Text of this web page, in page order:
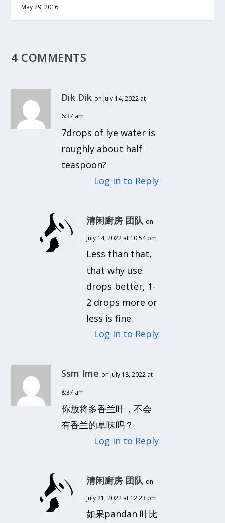
May 29, 2016
4 COMMENTS
Dik Dik on July 14, 2022 at
6:37 am
7drops of lye water is
roughly about half
teaspoon?
Log in to Reply
清闲廚房 团队 on
July 14, 2022 at 10:54 pm
Less than that,
that why use
drops better, 1-
2 drops more or
less is fine.
Log in to Reply
Ssm Ime on July 18, 2022 at
8:37 am
你放将多香兰叶，不会
有香兰的草味吗？
Log in to Reply
清闲廚房 团队 on
July 21, 2022 at 12:23 pm
如果pandan 叶比